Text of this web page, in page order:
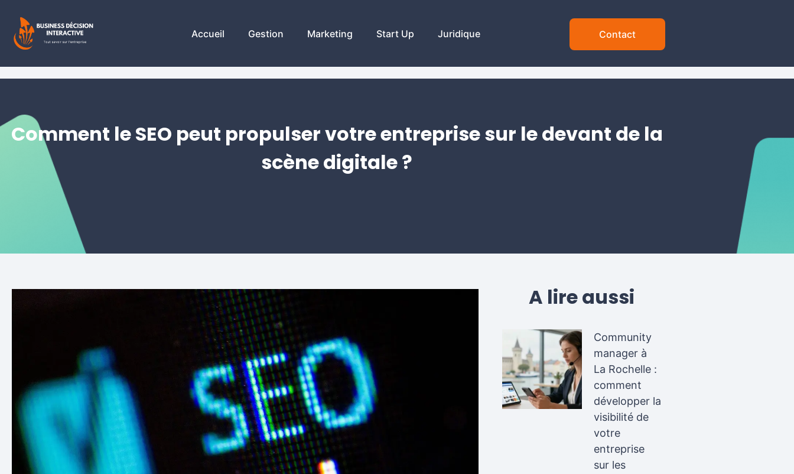
Accueil Gestion Marketing Start Up Juridique Contact
Comment le SEO peut propulser votre entreprise sur le devant de la
scène digitale ?
A lire aussi
Community
manager à
La Rochelle :
comment
développer la
visibilité de
votre
entreprise
sur les